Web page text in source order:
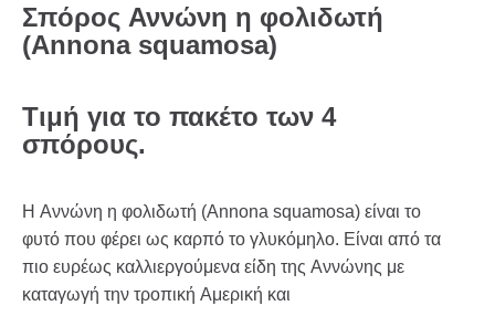
Σπόρος Αννώνη η φολιδωτή
(Annona squamosa)
Τιμή για το πακέτο των 4
σπόρους.
Η Αννώνη η φολιδωτή (Annona squamosa) είναι το
φυτό που φέρει ως καρπό το γλυκόμηλο. Είναι από τα
πιο ευρέως καλλιεργούμενα είδη της Αννώνης με
καταγωγή την τροπική Αμερική και